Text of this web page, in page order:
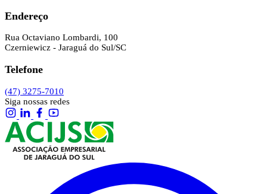
Endereço
Rua Octaviano Lombardi, 100
Czerniewicz - Jaraguá do Sul/SC
Telefone
(47) 3275-7010
Siga nossas redes